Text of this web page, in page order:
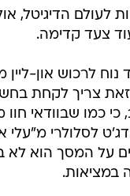
לעולם הדיגיטל,
צעד קדימה.
לרכוש און-
צריך לקחת
כי כמו שבוודאי חוו
לסלולרי
על המסך הוא לא
במציאות.